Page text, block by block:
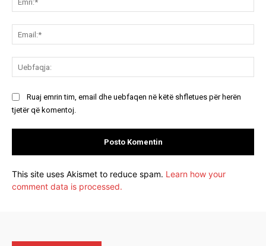
Ruaj emrin tim, email dhe uebfaqen në këtë shfletues për herën
tjetër që komentoj.
This site uses Akismet to reduce spam. Learn how your
comment data is processed.